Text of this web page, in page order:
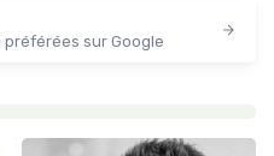
sur Google